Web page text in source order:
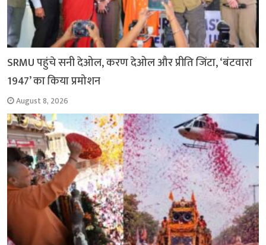
SRMU पहुंचे सनी देओल, करण देओल और प्रीति जिंटा, ‘बंटवारा
1947’ का किया प्रमोशन
August 8, 2026